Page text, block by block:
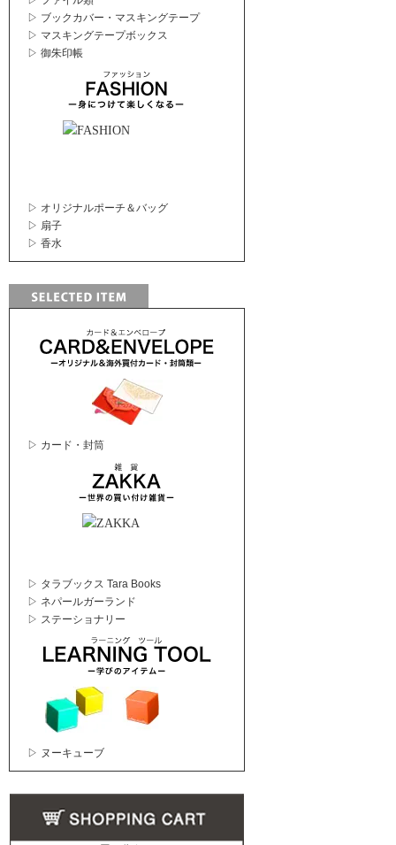
▷ ブックカバー・マスキングテープ
▷ マスキングテープボックス
▷ 御朱印帳
▷ オリジナルポーチ＆バッグ
▷ 扇子
▷ 香水
▷ カード・封筒
▷ タラブックス Tara Books
▷ ネパールガーランド
▷ ステーショナリー
▷ ヌーキューブ